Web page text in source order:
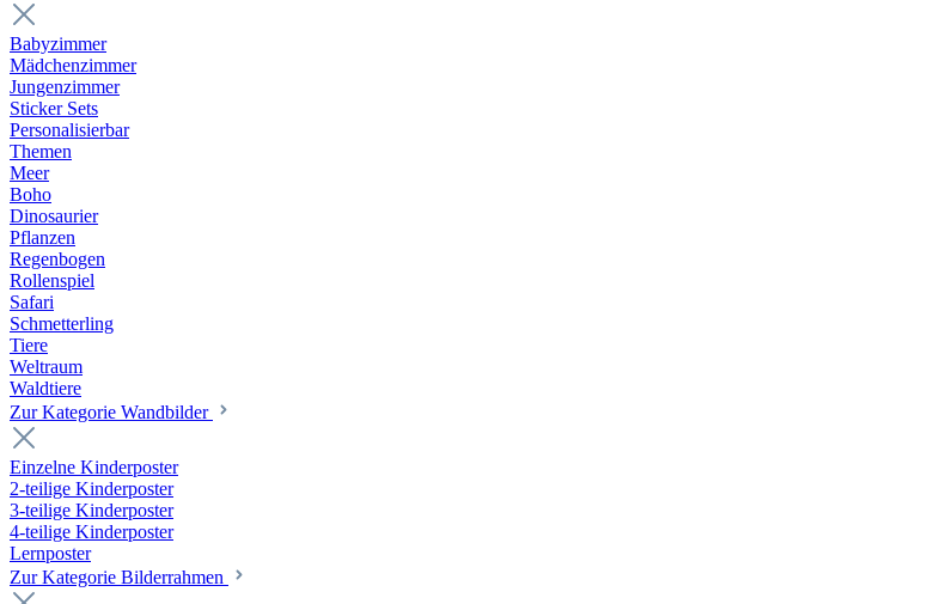
Babyzimmer
Mädchenzimmer
Jungenzimmer
Sticker Sets
Personalisierbar
Themen
Meer
Boho
Dinosaurier
Pflanzen
Regenbogen
Rollenspiel
Safari
Schmetterling
Tiere
Weltraum
Waldtiere
Zur Kategorie Wandbilder
Einzelne Kinderposter
2-teilige Kinderposter
3-teilige Kinderposter
4-teilige Kinderposter
Lernposter
Zur Kategorie Bilderrahmen